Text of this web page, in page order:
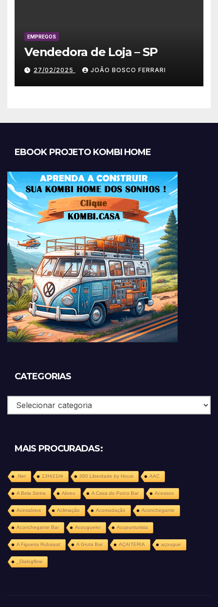
EMPREGOS
Vendedora de Loja – SP
27/02/2025 JOÃO BOSCO FERRARI
EBOOK PROJETO KOMBI HOME
CATEGORIAS
Categorias
MAIS PROCURADAS:
.Net 13Hr21Hr 360 Liberdade by Housi AAC
A Bela Sintra Abreu A Casa do Porco Bar Acessos
Acessórios Aclimação Acomodação Aconchegante
Aconchegante Bar Acougueiro Acupunturista
A Figueira Rubaiyat A Gruta Bar AÇAITERIA açougue
_Dialogflow